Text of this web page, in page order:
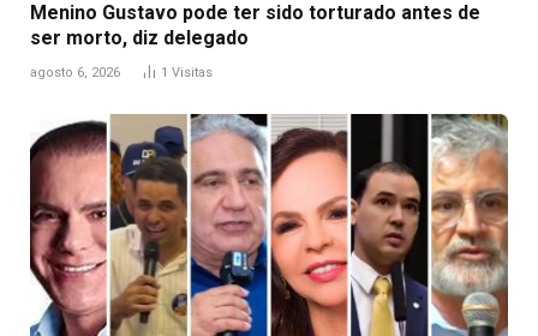
Menino Gustavo pode ter sido torturado antes de
ser morto, diz delegado
agosto 6, 2026 1 Visitas